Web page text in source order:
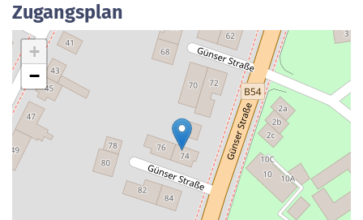
Zugangsplan
+
−